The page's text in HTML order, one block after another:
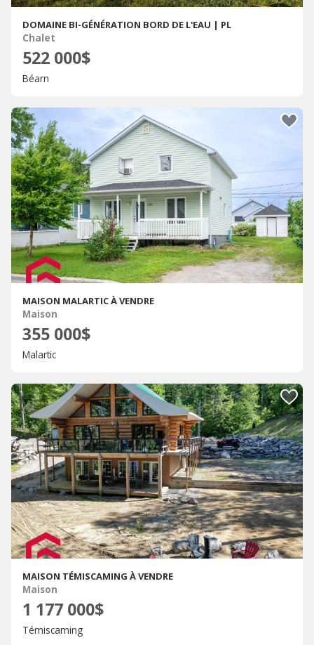
DOMAINE BI-GÉNÉRATION BORD DE L'EAU | PL
Chalet
522 000$
Béarn
MAISON MALARTIC À VENDRE
Maison
355 000$
Malartic
MAISON TÉMISCAMING À VENDRE
Maison
1 177 000$
Témiscaming